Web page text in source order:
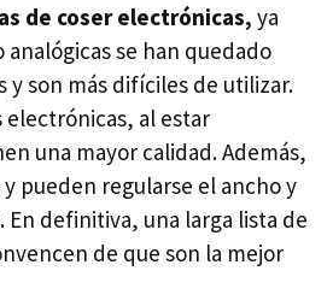
de coser electrónicas, ya
analógicas se han quedado
y son más difíciles de utilizar.
electrónicas, al estar
una mayor calidad. Además,
y pueden regularse el ancho y
En definitiva, una larga lista de
de que son la mejor